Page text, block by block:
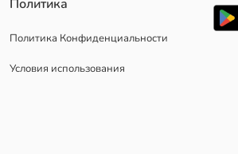
Политика
Политика Конфиденциальности
Условия использования